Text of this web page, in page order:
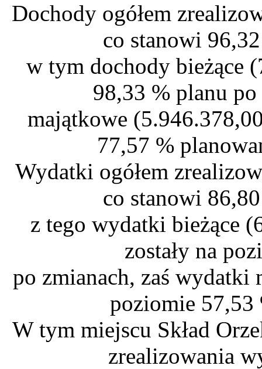
Dochody ogółem
co stanowi
w tym dochody bieżące
98,33 % planu
majątkowe
77,57 %
Wydatki ogółem
co stanowi
z tego wydatki bieżące
zostały na
po zmianach, zaś wydatki
poziomie 57,53
W tym miejscu Skład
zrealizowania